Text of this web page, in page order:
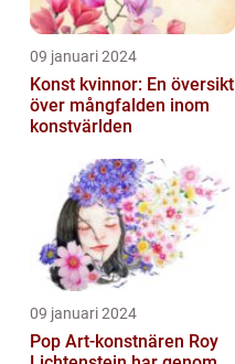
09 januari 2024
Konst kvinnor: En översikt
över mångfalden inom
konstvärlden
09 januari 2024
Pop Art-konstnären Roy